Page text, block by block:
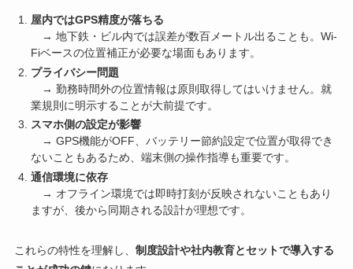
屋内ではGPS精度が落ちる
→ 地下鉄・ビル内では誤差が数百メートル出ることも。Wi-
Fiベースの位置補正が必要な場面もあります。
プライバシー問題
→ 勤務時間外の位置情報は原則取得してはいけません。就
業規則に明示することが大前提です。
スマホ側の設定が影響
→ GPS機能がOFF、バッテリー節約設定で位置が取得でき
ないこともあるため、端末側の操作指導も重要です。
通信環境に依存
→ オフライン環境では即時打刻が反映されないこともあり
ますが、後から同期される設計が理想です。
これらの特性を理解し、 制度設計や社内教育とセットで導入する